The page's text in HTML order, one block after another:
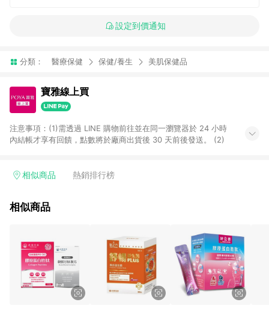
設定到價通知
分類： 醫療保健 保健/養生 美肌保健品
寶雅線上買
注意事項：(1)需透過 LINE 購物前往並在同一瀏覽器於 24 小時
內結帳才享有回饋，點數將於廠商出貨後 30 天前後發送。 (2)
相似商品 熱銷排行榜
相似商品